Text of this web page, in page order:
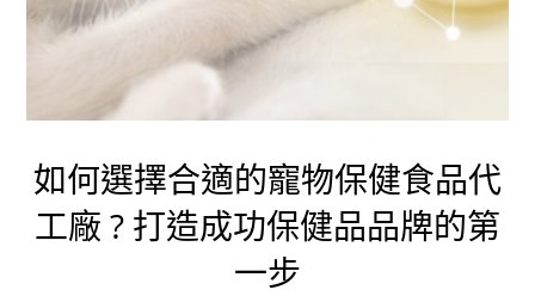
如何選擇合適的寵物保健食品代
工廠 ? 打造成功保健品品牌的第
一步